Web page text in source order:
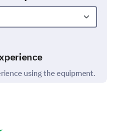
using the equipment.